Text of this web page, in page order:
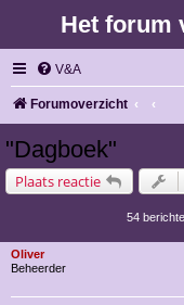
Het forum
V&A
Forumoverzicht
"Dagboek"
Plaats reactie
54
Oliver
Beheerder